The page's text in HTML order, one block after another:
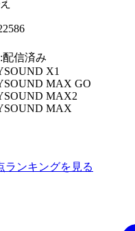
:配信済み
X1
MAX GO
MAX2
MAX
ランキングを見る